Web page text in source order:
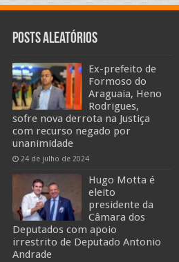
Posts Aleatórios
Ex-prefeito de
Formoso do
Araguaia, Heno
Rodrigues,
sofre nova derrota na Justiça
com recurso negado por
unanimidade
24 de julho de 2024
Hugo Motta é
eleito
presidente da
Câmara dos
Deputados com apoio
irrestrito de Deputado Antonio
Andrade